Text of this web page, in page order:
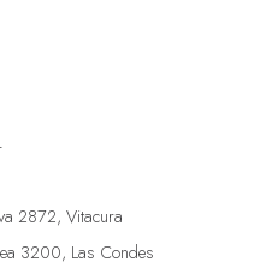
2872, Vitacura
3200, Las Condes